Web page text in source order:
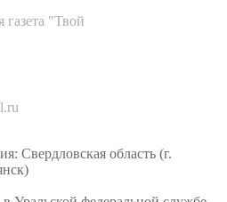
"Твой
Свердловская область (г.